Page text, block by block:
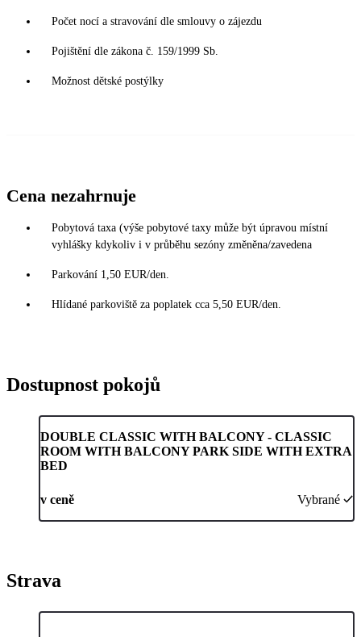
Počet nocí a stravování dle smlouvy o zájezdu
Pojištění dle zákona č. 159/1999 Sb.
Možnost dětské postýlky
Cena nezahrnuje
Pobytová taxa (výše pobytové taxy může být úpravou místní
vyhlášky kdykoliv i v průběhu sezóny změněna/zavedena
Parkování 1,50 EUR/den.
Hlídané parkoviště za poplatek cca 5,50 EUR/den.
Dostupnost pokojů
DOUBLE CLASSIC WITH BALCONY - CLASSIC
ROOM WITH BALCONY PARK SIDE WITH EXTRA
BED
v ceně Vybrané
Strava